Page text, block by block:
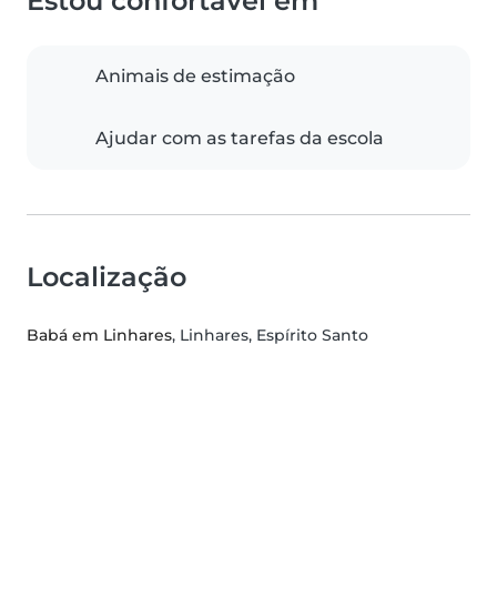
Animais de estimação
Ajudar com as tarefas da escola
Localização
Babá em Linhares, Linhares, Espírito Santo